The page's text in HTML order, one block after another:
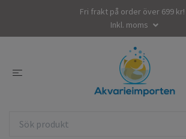
Fri frakt på order över 699 kr!
Inkl. moms